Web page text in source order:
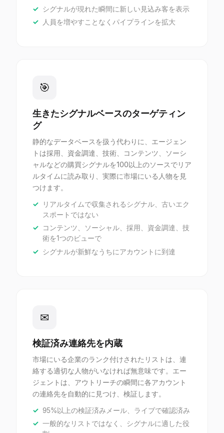
シグナルが現れた瞬間に新しい見込み客を表示
人員を増やすことなくパイプラインを拡大
🎯
生きたシグナルベースのターゲティン
グ
静的なデータベースを扱う代わりに、エージェン
トは採用、資金調達、技術、コンテンツ、ソーシ
ャルなどの購買シグナルを100以上のソースでリア
ルタイムに読み取り、実際に市場にいる人物を見
つけます。
リアルタイムで収集されるシグナル、古いエク
スポートではない
コンテンツ、ソーシャル、採用、資金調達、技
術を1つのビューで
シグナルが新鮮なうちにアカウントに到達
✉
検証済み連絡先を内蔵
市場にいる企業のランク付けされたリストは、連
絡する適切な人物がいなければ無意味です。エー
ジェントは、アウトリーチの瞬間に各アカウント
の連絡先を自動的に見つけ、検証します。
95%以上の検証済みメール、ライブで確認済み
一般的なリストではなく、シグナルに適した役